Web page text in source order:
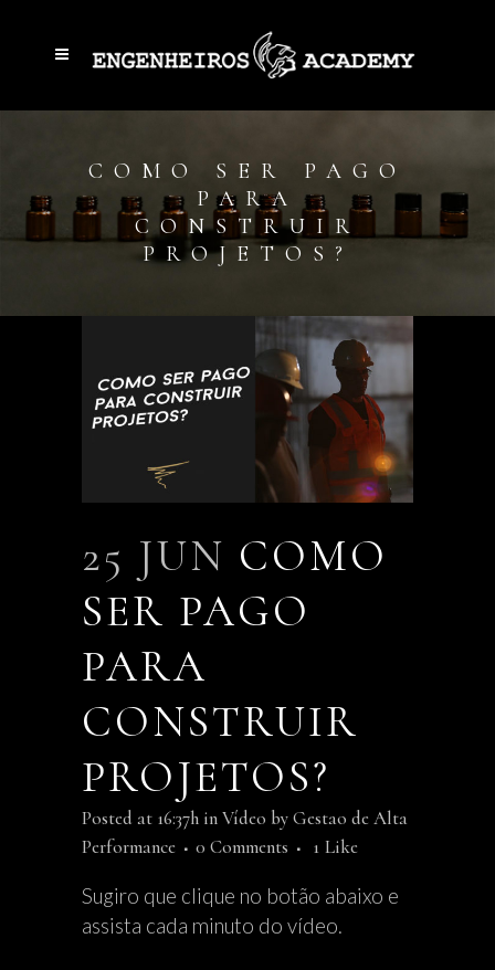
COMO SER PAGO
PARA
CONSTRUIR
PROJETOS?
25 JUN COMO
SER PAGO
PARA
CONSTRUIR
PROJETOS?
Posted at 16:37h inVídeo byGestao de Alta
Performance
0 Comments 1 Like
Sugiro que clique no botão abaixo e
assista cada minuto do vídeo.